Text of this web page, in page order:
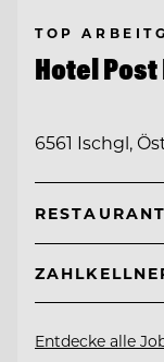
TOP
Hotel
6561 Ischgl,
Entdecke alle